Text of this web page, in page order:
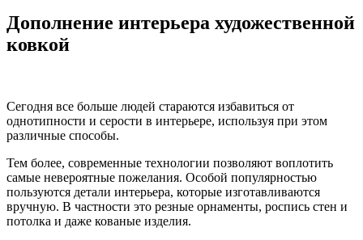
Дополнение интерьера художественной
ковкой
Сегодня все больше людей стараются избавиться от
однотипности и серости в интерьере, используя при этом
различные способы.
Тем более, современные технологии позволяют воплотить
самые невероятные пожелания. Особой популярностью
пользуются детали интерьера, которые изготавливаются
вручную. В частности это резные орнаменты, роспись стен и
потолка и даже кованые изделия.